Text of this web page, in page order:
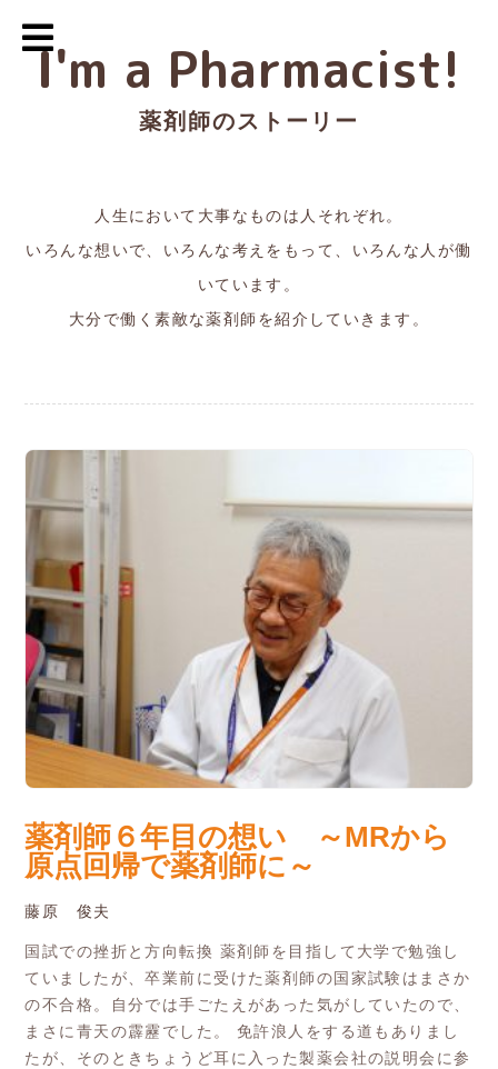
I'm a Pharmacist!
薬剤師のストーリー
人生において大事なものは人それぞれ。
いろんな想いで、いろんな考えをもって、いろんな人が働
いています。
大分で働く素敵な薬剤師を紹介していきます。
薬剤師６年目の想い ～MRから
原点回帰で薬剤師に～
藤原 俊夫
国試での挫折と方向転換 薬剤師を目指して大学で勉強し
ていましたが、卒業前に受けた薬剤師の国家試験はまさか
の不合格。自分では手ごたえがあった気がしていたので、
まさに青天の霹靂でした。 免許浪人をする道もありまし
たが、そのときちょうど耳に入った製薬会社の説明会に参